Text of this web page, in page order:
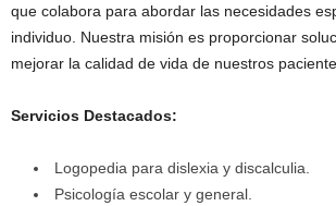
que colabora para abordar las necesidades
individuo. Nuestra misión es proporcionar
mejorar la calidad de vida de nuestros
Servicios Destacados:
Logopedia para dislexia y discalculia.
Psicología escolar y general.